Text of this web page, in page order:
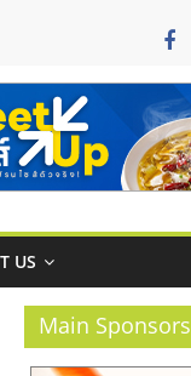
US
Main Sponsors